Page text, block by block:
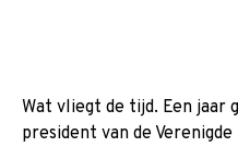
Wat vliegt de tijd. Een jaar
president van de